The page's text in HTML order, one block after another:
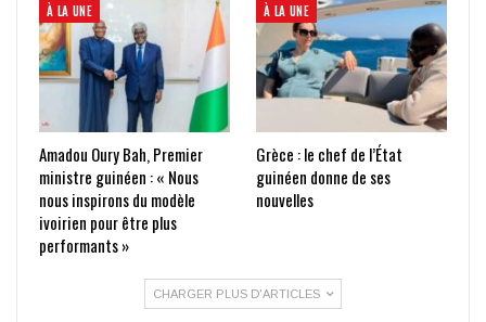
À LA UNE
Amadou Oury Bah, Premier
ministre guinéen : « Nous
nous inspirons du modèle
ivoirien pour être plus
performants »
À LA UNE
Grèce : le chef de l’État
guinéen donne de ses
nouvelles
CHARGER PLUS D'ARTICLES